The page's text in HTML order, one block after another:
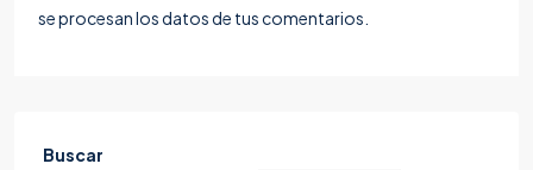
se procesan los datos de tus comentarios.
Buscar